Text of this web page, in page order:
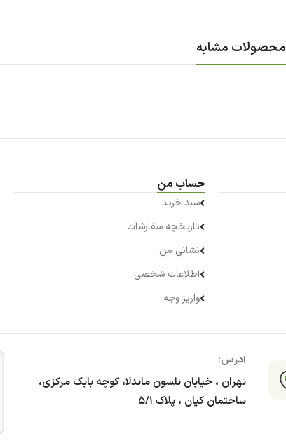
محصولات مشابه
حساب من
سبد خرید
تاریخچه سفارشات
نشانی من
اطلاعات شخصی
واریز وجه
آدرس:
تهران ، خیابان نلسون ماندلا، کوچه بابک مرکزی،
ساختمان کیان ، پلاک ۵/۱